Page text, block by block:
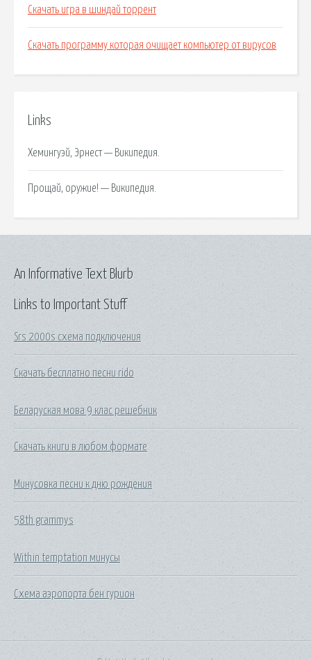
Скачать игра в шиндай торрент
Скачать программу которая очищает компьютер от вирусов
Links
Хемингуэй, Эрнест — Википедия.
Прощай, оружие! — Википедия.
Links to Important Stuff
Srs 2000s схема подключения
Скачать бесплатно песни rido
Беларуская мова 9 клас решебник
Скачать книги в любом формате
Минусовка песни к дню рождения
58th grammys
Within temptation минусы
Схема аэропорта бен гурион
An Informative Text Blurb